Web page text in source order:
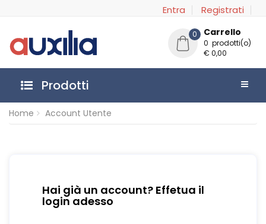
Entra Registrati
0 Carrello
0 prodotti(o)
€ 0,00
Prodotti
Home Account Utente
Hai già un account? Effetua il
login adesso